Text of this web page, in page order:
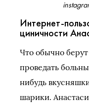
Интернет-
циничности
Что обычно
проведать
нибудь
шарики.